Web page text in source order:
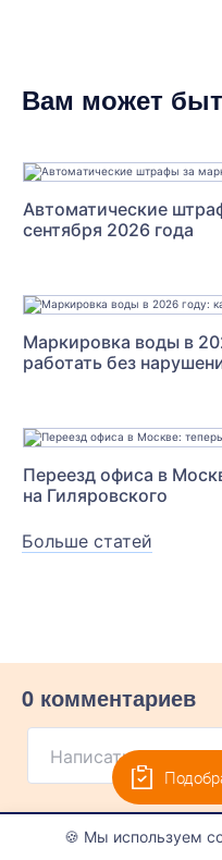
Вам может
Автоматические
сентября 2026 года
Маркировка воды в
работать без
Переезд офиса в
на Гиляровского
Больше статей
0 комментариев
Написать
🍪 Мы используем